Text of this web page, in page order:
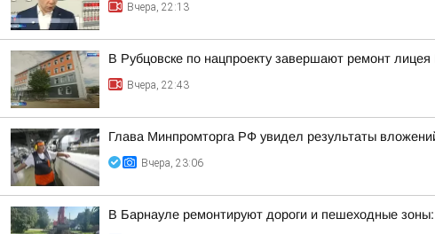
Вчера, 22:13
В Рубцовске по нацпроекту завершают ремонт
Вчера, 22:43
Глава Минпромторга РФ увидел результаты
Вчера, 23:06
В Барнауле ремонтируют дороги и пешеходные